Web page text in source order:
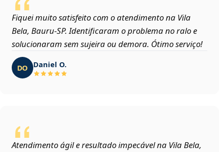
Fiquei muito satisfeito com o atendimento na Vila
Bela, Bauru‑SP. Identificaram o problema no ralo e
solucionaram sem sujeira ou demora. Ótimo serviço!
DO Daniel O.
Atendimento ágil e resultado impecável na Vila Bela,